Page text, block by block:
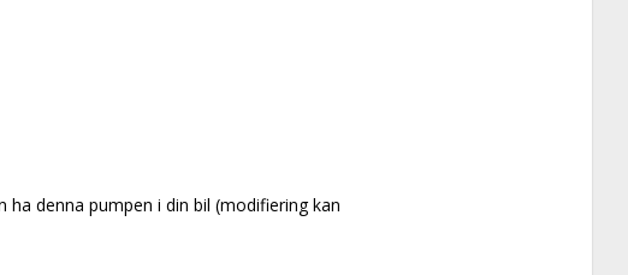
ha denna pumpen i din bil (modifiering kan